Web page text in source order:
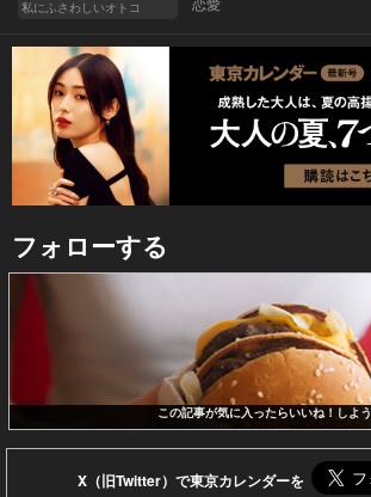
私にふさわしいオトコ
フォローする
この記事が気に入ったらいいね！しよう
X（旧Twitter）で東京カレンダーを